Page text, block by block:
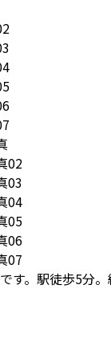
す。駅徒歩5分